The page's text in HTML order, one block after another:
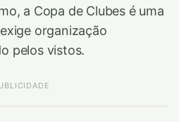
a Copa de Clubes é uma
organização
pelos vistos.